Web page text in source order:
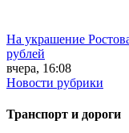
На украшение
рублей
вчера, 16:08
Новости рубрики
Транспорт и дороги